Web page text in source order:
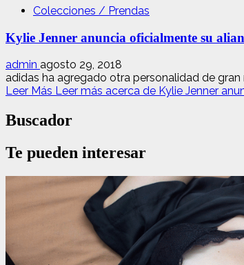
Colecciones / Prendas
Kylie Jenner anuncia oficialmente su
admin agosto 29, 2018
adidas ha agregado otra personalidad de
Leer Más Leer más acerca de Kylie Jenner
Buscador
Te pueden interesar